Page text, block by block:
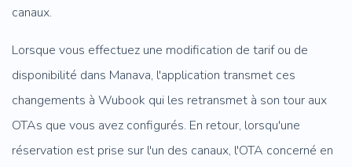
canaux.
Lorsque vous effectuez une modification de tarif ou de
disponibilité dans Manava, l'application transmet ces
changements à Wubook qui les retransmet à son tour aux
OTAs que vous avez configurés. En retour, lorsqu'une
réservation est prise sur l'un des canaux, l'OTA concerné en